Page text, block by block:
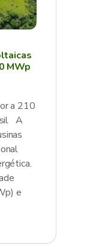
MWp
a 210
A
e